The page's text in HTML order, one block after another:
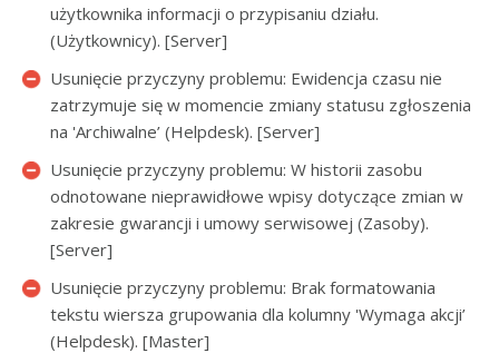
użytkownika informacji o przypisaniu działu.
(Użytkownicy). [Server]
Usunięcie przyczyny problemu: Ewidencja czasu nie
zatrzymuje się w momencie zmiany statusu zgłoszenia
na 'Archiwalne’ (Helpdesk). [Server]
Usunięcie przyczyny problemu: W historii zasobu
odnotowane nieprawidłowe wpisy dotyczące zmian w
zakresie gwarancji i umowy serwisowej (Zasoby).
[Server]
Usunięcie przyczyny problemu: Brak formatowania
tekstu wiersza grupowania dla kolumny 'Wymaga akcji’
(Helpdesk). [Master]